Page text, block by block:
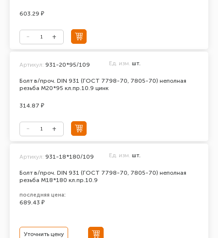
603.29 ₽
Болт в/проч. DIN 931 (ГОСТ 7798-70, 7805-70) неполная
резьба М20*95 кл.пр.10.9 цинк
Артикул: 931-20*95/109 Ед. изм. шт.
314.87 ₽
Болт в/проч. DIN 931 (ГОСТ 7798-70, 7805-70) неполная
резьба М18*180 кл.пр.10.9
Артикул: 931-18*180/109 Ед. изм. шт.
последняя цена:
689.43 ₽
Уточнить цену